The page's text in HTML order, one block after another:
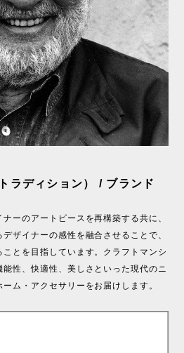
ラディション） / ブランド
ーのアートピースを再構築する共に、
ザイナーの感性を融合させることで、
とを目指しています。クラフトマンシ
性、快適性、美しさといった現代のニ
ム・アクセサリーをお届けします。